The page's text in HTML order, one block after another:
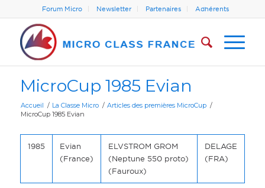
Forum Micro Newsletter Partenaires Adhérents
MicroCup 1985 Evian
Accueil / La Classe Micro / Articles des premières MicroCup /
MicroCup 1985 Evian
1985
Evian
(France)
ELVSTROM GROM
(Neptune 550 proto)
(Fauroux)
DELAGE
(FRA)